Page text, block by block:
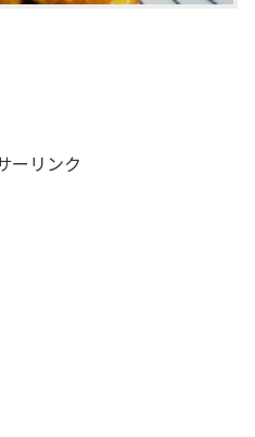
ーリンク